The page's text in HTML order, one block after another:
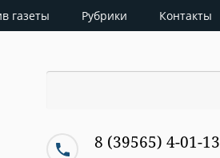
газеты Рубрики Контакты
8 (39565) 4-01-13